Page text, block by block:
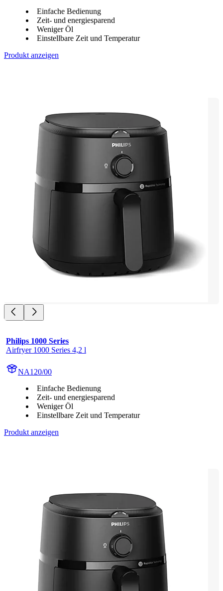
Einfache Bedienung
Zeit- und energiesparend
Weniger Öl
Einstellbare Zeit und Temperatur
Produkt anzeigen
Philips 1000 Series
Airfryer 1000 Series 4,2 l
NA120/00
Einfache Bedienung
Zeit- und energiesparend
Weniger Öl
Einstellbare Zeit und Temperatur
Produkt anzeigen